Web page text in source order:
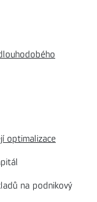
optimalizace
na podnikový